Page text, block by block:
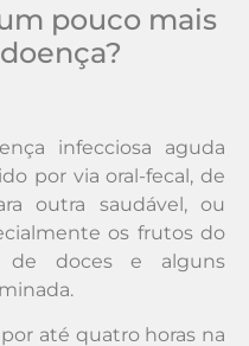
pouco mais
infecciosa aguda
por via oral-fecal, de
outra saudável, ou
os frutos do
de doces e alguns
até quatro horas na